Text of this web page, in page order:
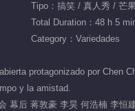
Tipo：搞笑 / 真人秀 / 芒
Total Duration：48 h 5
Category：Variedades
protagonizado por Chen
y la amistad.
幕后 蒋敦豪 李昊 何浩楠 李恒